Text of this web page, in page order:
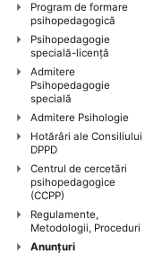
Program de formare
psihopedagogică
Psihopedagogie
specială-licență
Admitere
Psihopedagogie
specială
Admitere Psihologie
Hotărâri ale Consiliului
DPPD
Centrul de cercetări
psihopedagogice
(CCPP)
Regulamente,
Metodologii, Proceduri
Anunţuri